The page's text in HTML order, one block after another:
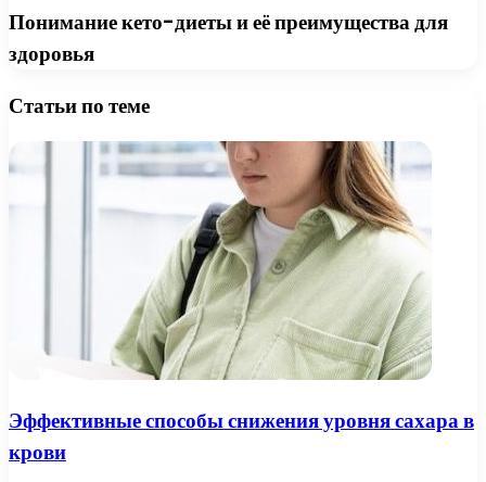
Понимание кето-диеты и её преимущества для
здоровья
Статьи по теме
Эффективные способы снижения уровня сахара в
крови